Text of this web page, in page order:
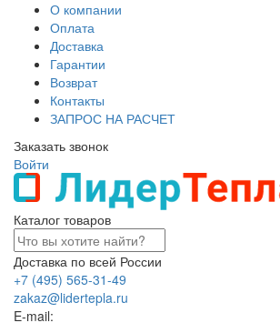
О компании
Оплата
Доставка
Гарантии
Возврат
Контакты
ЗАПРОС НА РАСЧЕТ
Заказать звонок
Войти
Каталог товаров
Доставка по всей России
+7 (495) 565-31-49
zakaz@lidertepla.ru
E-mail: